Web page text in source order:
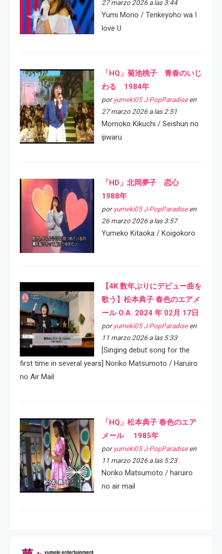
27 marzo 2026 a las 3:44
Yumi Morio / Tenkeyoho wa I
love U
「HQ」菊池桃子 青春のいじ
わる 1984年
por yumeki05 J-PopParadiseen
27 marzo 2026 a las 2:51
Momoko Kikuchi / Seishun no
ijiwaru
「HD」北岡夢子 恋心
1988年
por yumeki05 J-PopParadiseen
26 marzo 2026 a las 3:57
Yumeko Kitaoka / Koigokoro
【4K 数年ぶりにデビュー曲を
歌う】松本典子 春色のエアメ
ール O.A. 2024 年 02月 17日
por yumeki05 J-PopParadiseen
11 marzo 2026 a las 5:33
[Singing debut song for the
first time in several years] Noriko Matsumoto / Haruiro
no Air Mail
「HQ」松本典子 春色のエア
メール 1985年
por yumeki05 J-PopParadiseen
11 marzo 2026 a las 5:23
Noriko Matsumoto / haruiro
no air mail